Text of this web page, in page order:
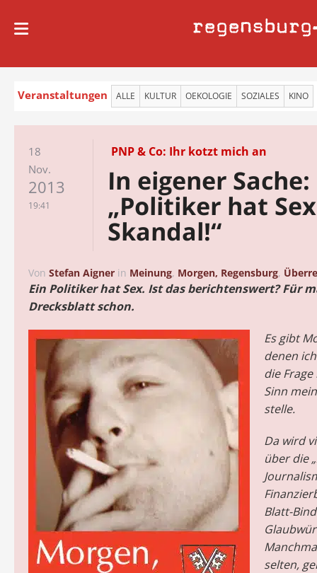
regensburg
Veranstaltungen ALLE KULTUR OEKOLOGIE SOZIALES KINO
18
Nov.
2013
19:41
PNP & Co: Ihr kotzt mich an
In eigener Sache:
„Politiker hat
Skandal!“
Von Stefan Aigner in Meinung, Morgen, Regensburg,
Ein Politiker hat Sex. Ist das berichtenswert? Für
Drecksblatt schon.
Es gibt
denen
die
Sinn
stelle.
Da wird
über die
Blatt-
selten,